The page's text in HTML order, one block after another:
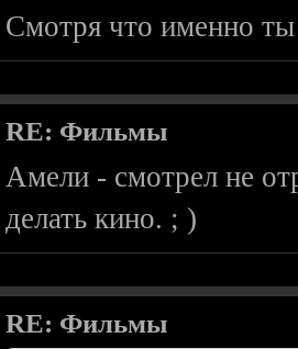
Смотря что именно
RE: Фильмы
Амели - смотрел не
делать кино. ; )
RE: Фильмы